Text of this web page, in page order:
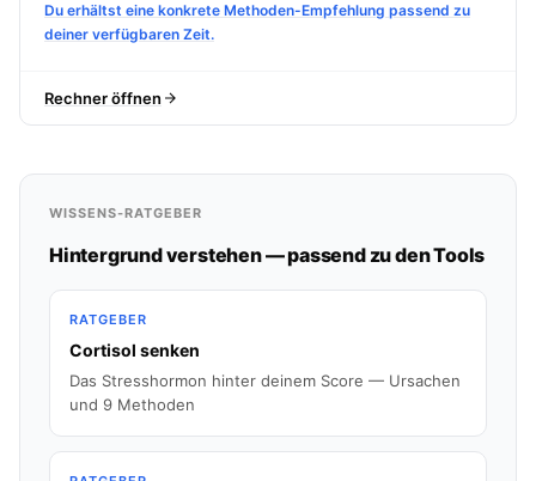
Du erhältst eine konkrete Methoden-Empfehlung passend zu
deiner verfügbaren Zeit.
Rechner öffnen
WISSENS-RATGEBER
Hintergrund verstehen — passend zu den Tools
RATGEBER
Cortisol senken
Das Stresshormon hinter deinem Score — Ursachen
und 9 Methoden